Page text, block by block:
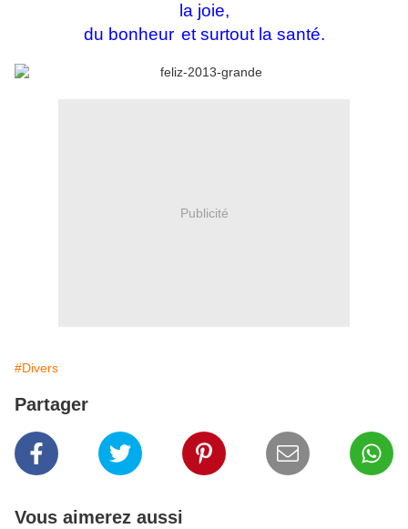
la joie,
du bonheur et surtout la santé.
Publicité
#Divers
Partager
Vous aimerez aussi